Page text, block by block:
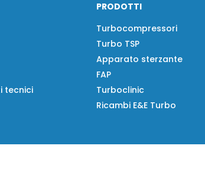
tecnici
PRODOTTI
Turbocompressori
Turbo TSP
Apparato sterzante
FAP
Turboclinic
Ricambi E&E Turbo